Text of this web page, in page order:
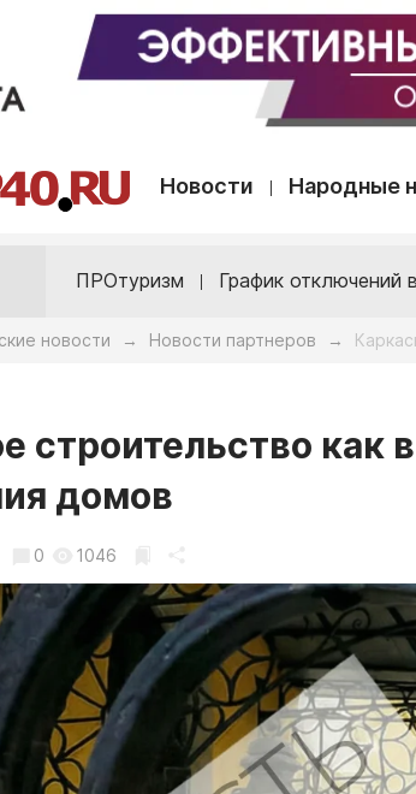
Новости Народные
ПРОтуризм График отключений
новости → Новости партнеров →
строительство как
домов
0 1046